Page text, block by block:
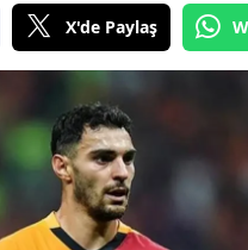
Artvin
Balıkesir
Bilecik
Bingöl
X'de Paylaş